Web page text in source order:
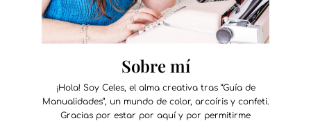
Sobre mí
¡Hola! Soy Celes, el alma creativa tras “Guía de
Manualidades”, un mundo de color, arcoíris y confeti.
Gracias por estar por aquí y por permitirme